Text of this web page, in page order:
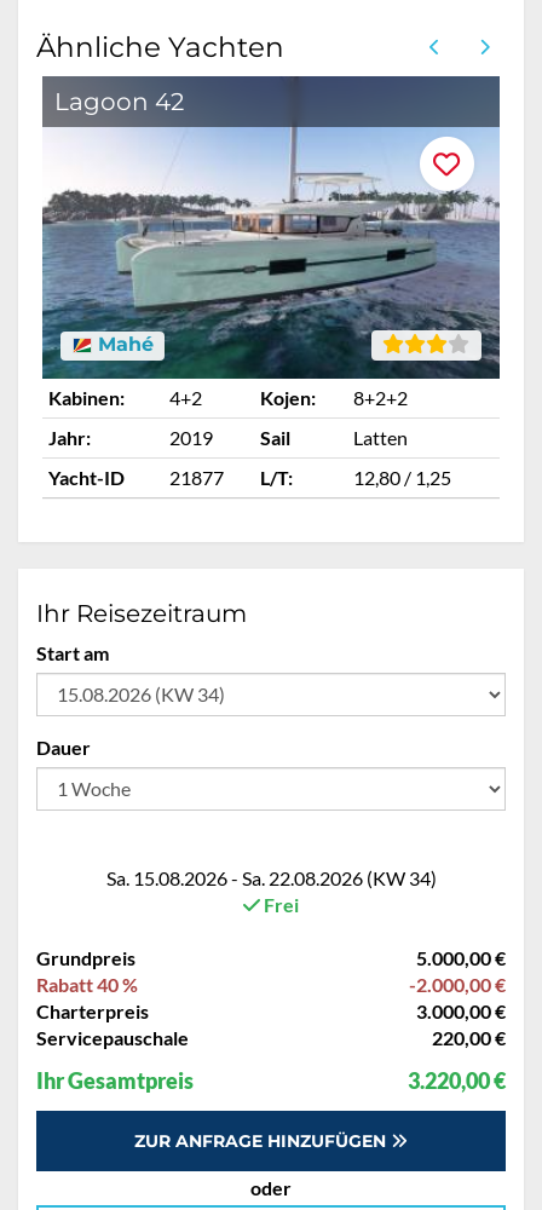
Ähnliche Yachten
Lagoon 42
Mahé
Kabinen: 4+2 Kojen:
8+2+2
Jahr:
2019 Sail
Latten
Yacht-ID
21877 L/T: 12,80 / 1,25
Ihr Reisezeitraum
Start am
Dauer
Sa. 15.08.2026 - Sa. 22.08.2026 (KW 34)
Frei
Grundpreis
5.000,00 €
Rabatt 40 %
-2.000,00 €
Charterpreis
3.000,00 €
Servicepauschale
220,00 €
Ihr Gesamtpreis 3.220,00 €
ZUR ANFRAGE HINZUFÜGEN
oder